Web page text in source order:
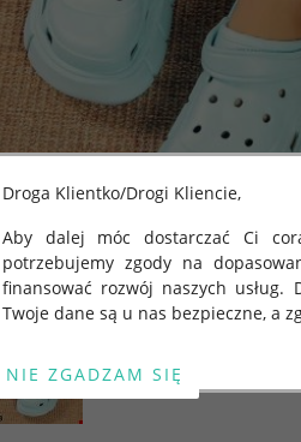
Droga Klientko/Drogi Kliencie,
Aby dalej móc dostarczać Ci
potrzebujemy zgody na
finansować rozwój naszych
Twoje dane są u nas bezpieczne, a
Od 25 maja 2018 roku
kwietnia 2016 r. w sprawie ochrony
swobodnego przepływu takich